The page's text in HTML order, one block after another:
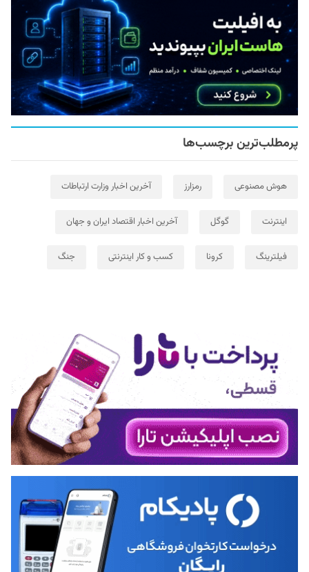
پرمطلب‌ترین برچسب‌ها
هوش مصنوعی رمزارز آخرین اخبار وزارت ارتباطات
اینترنت گوگل آخرین اخبار اقتصاد ایران و جهان
فیلترینگ کرونا کسب و کار اینترنتی جنگ